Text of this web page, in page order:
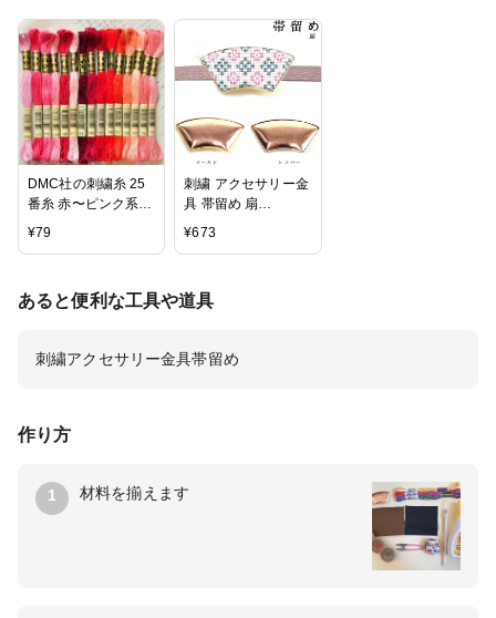
DMC社の刺繍糸 25
番糸 赤〜ピンク系全
16色から 《 刺しゅ
¥79
刺繍 アクセサリー金
具 帯留め 扇
2.5×5.5cm 銅板付
¥673
作り方
1 材料を揃えます
あると便利な工具や道具
刺繍アクセサリー金具帯留め